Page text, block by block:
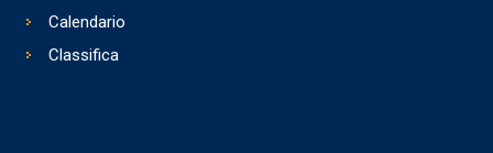
Calendario
Classifica